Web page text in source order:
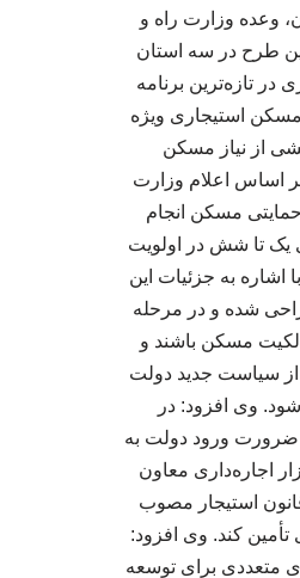
وعده وزارت راه و
طرح در سه استان
تازه‌ترین برنامه
استیجاری ویژه
از نیاز مسکن
اساس اعلام وزارت
جامع طرح‌های حمایتی مسکن انجام
دهک‌های یک تا شش در اولویت
به جزئیات این
شده و در مرحله
مسکن باشند و
از سیاست جدید دولت
وی افزود: در
ضرورت ورود دولت به
اجاره‌داری معاون
استیجار مصوب
تأمین کند. وی افزود:
متعددی برای توسعه